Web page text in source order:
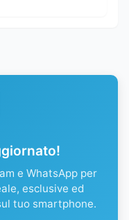
e WhatsApp per
esclusive ed
tuo smartphone.